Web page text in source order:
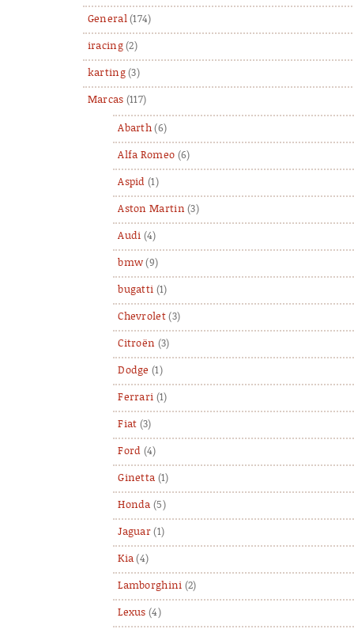
General(174)
iracing(2)
karting(3)
Marcas (117)
Abarth (6)
Alfa Romeo (6)
Aspid (1)
Aston Martin (3)
Audi (4)
bmw (9)
bugatti (1)
Chevrolet(3)
Citroën (3)
Dodge (1)
Ferrari (1)
Fiat (3)
Ford (4)
Ginetta (1)
Honda (5)
Jaguar (1)
Kia (4)
Lamborghini (2)
Lexus (4)